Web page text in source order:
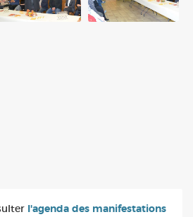
l'agenda des manifestations